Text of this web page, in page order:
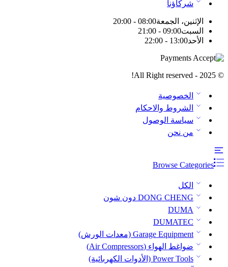
شركاؤنا
الإثنين، الجمعة08:00 - 20:00
السبت09:00 - 21:00
الأحد13:00 - 22:00
© 2025 - All Right reserved!
الخصوصية
الشروط والاحكام
سياسة الوصول
من نحن
Browse Categories
الكل
DONG CHENG دون شون
DUMA
DUMATEC
Garage Equipment (معدات الورش)
ضواغط الهواء (Air Compressors)
Power Tools (الأدوات الكهربائية)